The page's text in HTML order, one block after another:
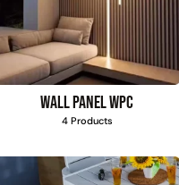
Wall Panel WPC
4 Products
$2.842.858
$1.990.000
Agregar al